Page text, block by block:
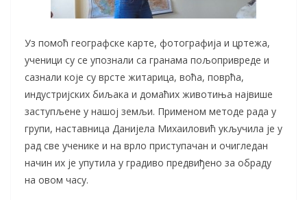
Уз помоћ географске карте, фотографија и цртежа,
ученици су се упознали са гранама пољопривреде и
сазнали које су врсте житарица, воћа, поврћа,
индустријских биљака и домаћих животиња највише
заступљене у нашој земљи. Применом методе рада у
групи, наставница Данијела Михаиловић укључила је у
рад све ученике и на врло приступачан и очигледан
начин их је упутила у градиво предвиђено за обраду
на овом часу.